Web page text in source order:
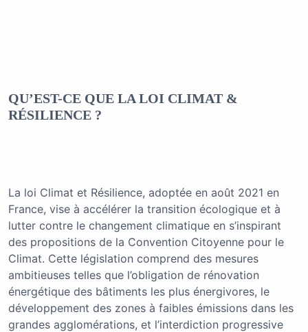
QU’EST-CE QUE LA LOI CLIMAT &
RÉSILIENCE ?
La loi Climat et Résilience, adoptée en août 2021 en
France, vise à accélérer la transition écologique et à
lutter contre le changement climatique en s’inspirant
des propositions de la Convention Citoyenne pour le
Climat. Cette législation comprend des mesures
ambitieuses telles que l’obligation de rénovation
énergétique des bâtiments les plus énergivores, le
développement des zones à faibles émissions dans les
grandes agglomérations, et l’interdiction progressive